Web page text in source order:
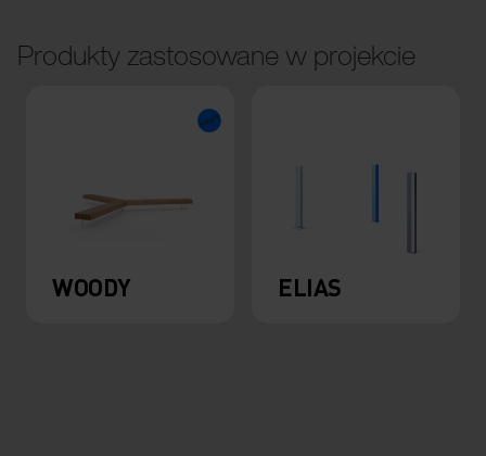
Produkty zastosowane w projekcie
WOODY ELIAS